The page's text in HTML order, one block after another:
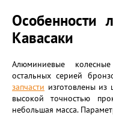
Особенности
Кавасаки
Алюминиевые
остальных серией
запчасти изготовлены из
высокой точностью
небольшая масса.